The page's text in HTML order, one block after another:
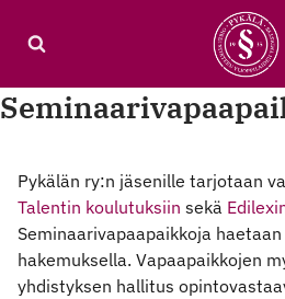
sisältöön
Pykälän ry:n jäsenille tarjotaan
Talentin koulutuksiin sekä
Seminaarivapaapaikkoja
hakemuksella. Vapaapaikkojen
yhdistyksen hallitus